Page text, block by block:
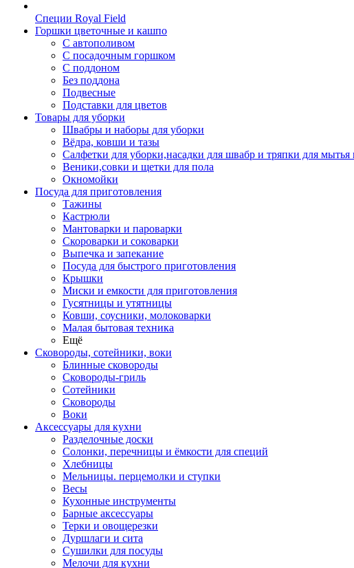
Специи Royal Field
Горшки цветочные и кашпо
С автополивом
С посадочным горшком
С поддоном
Без поддона
Подвесные
Подставки для цветов
Товары для уборки
Швабры и наборы для уборки
Вёдра, ковши и тазы
Салфетки для уборки,насадки для швабр и тряпки для мытья
Веники,совки и щетки для пола
Окномойки
Посуда для приготовления
Тажины
Кастрюли
Мантоварки и пароварки
Скороварки и соковарки
Выпечка и запекание
Посуда для быстрого приготовления
Крышки
Миски и емкости для приготовления
Гусятницы и утятницы
Ковши, соусники, молоковарки
Малая бытовая техника
Ещё
Сковороды, сотейники, воки
Блинные сковороды
Сковороды-гриль
Сотейники
Сковороды
Воки
Аксессуары для кухни
Разделочные доски
Солонки, перечницы и ёмкости для специй
Хлебницы
Мельницы. перцемолки и ступки
Весы
Кухонные инструменты
Барные аксессуары
Терки и овощерезки
Дуршлаги и сита
Сушилки для посуды
Мелочи для кухни